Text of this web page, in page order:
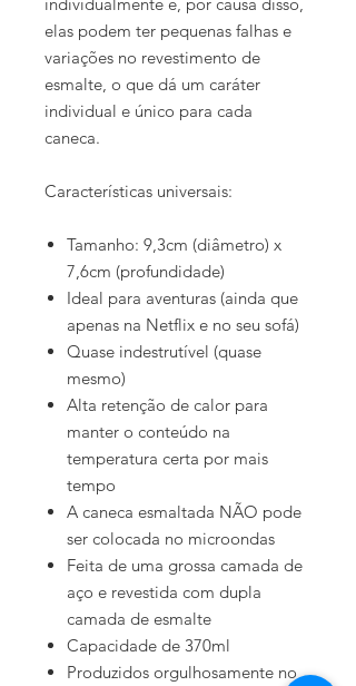
elas podem ter pequenas falhas e
variações no revestimento de
esmalte, o que dá um caráter
individual e único para cada
caneca.
Características universais:
Tamanho: 9,3cm (diâmetro) x
7,6cm (profundidade)
Ideal para aventuras (ainda que
apenas na Netflix e no seu sofá)
Quase indestrutível (quase
mesmo)
Alta retenção de calor para
manter o conteúdo na
temperatura certa por mais
tempo
A caneca esmaltada NÃO pode
ser colocada no microondas
Feita de uma grossa camada de
aço e revestida com dupla
camada de esmalte
Capacidade de 370ml
Produzidos orgulhosamente no